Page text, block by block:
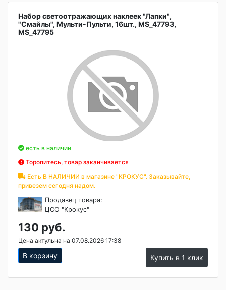
Набор светоотражающих наклеек "Лапки",
"Смайлы", Мульти-Пульти, 16шт., MS_47793,
MS_47795
есть в наличии
Торопитесь, товар заканчивается
Есть В НАЛИЧИИ в магазине "КРОКУС". Заказывайте,
привезем сегодня надом.
Продавец товара:
ЦСО "Крокус"
130 руб.
Цена актульна на 07.08.2026 17:38
В корзину Купить в 1 клик